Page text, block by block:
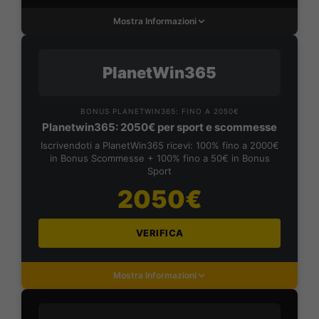
Mostra Informazioni
PlanetWin365
BONUS PLANETWIN365: FINO A 2050€
Planetwin365: 2050€ per sport e scommesse
Iscrivendoti a PlanetWin365 ricevi: 100% fino a 2000€
in Bonus Scommesse + 100% fino a 50€ in Bonus
Sport
2050€
VERIFICA
Mostra Informazioni